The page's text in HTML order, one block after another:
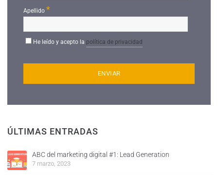
Apellido *
He leído y acepto la política de privacidad
ÚLTIMAS ENTRADAS
ABC del marketing digital #1: Lead Generation
7 marzo, 2023